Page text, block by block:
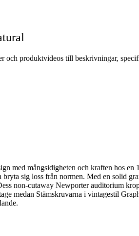
produktvideos till beskrivningar,
med mångsidigheten och kraften hos en
sig loss från normen. Med en solid
non-cutaway Newporter auditorium
medan Stämskruvarna i vintagestil